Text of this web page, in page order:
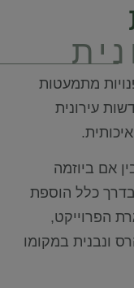
מתמעטות
עירונית
אם ביוזמה
כלל הוספת
הפרוייקט,
ונבנית במקומו